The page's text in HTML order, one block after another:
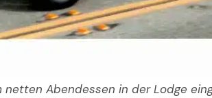
Abendessen in der Lodge